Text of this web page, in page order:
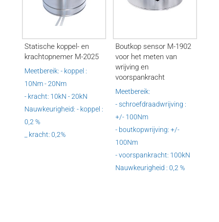
Statische koppel- en
krachtopnemer M-2025
Meetbereik: - koppel :
10Nm - 20Nm
- kracht: 10kN - 20kN
Nauwkeurigheid: - koppel :
0,2 %
_ kracht: 0,2%
Boutkop sensor M-1902
voor het meten van
wrijving en
voorspankracht
Meetbereik:
- schroefdraadwrijving :
+/- 100Nm
- boutkopwrijving: +/-
100Nm
- voorspankracht: 100kN
Nauwkeurigheid : 0,2 %